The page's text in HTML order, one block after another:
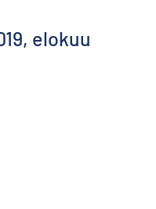
elokuu